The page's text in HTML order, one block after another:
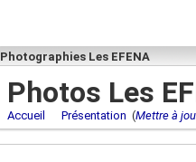
Photographies Les EFENA
Photos Les
Accueil Présentation (Mettre à